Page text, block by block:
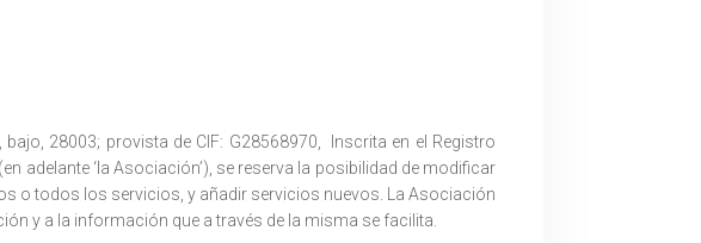
28003; provista de CIF: G28568970, Inscrita en el Registro
adelante ‘la Asociación’), se reserva la posibilidad de modificar
o todos los servicios, y añadir servicios nuevos. La Asociación
y a la información que a través de la misma se facilita.